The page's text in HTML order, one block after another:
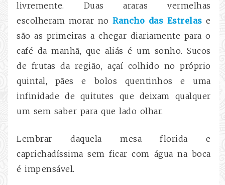
livremente. Duas araras vermelhas
escolheram morar noRancho das Estrelase
são as primeiras a chegar diariamente para o
café da manhã, que aliás é um sonho. Sucos
de frutas da região, açaí colhido no próprio
quintal, pães e bolos quentinhos e uma
infinidade de quitutes que deixam qualquer
um sem saber para que lado olhar.
Lembrar daquela mesa florida e
caprichadíssima sem ficar com água na boca
é impensável.